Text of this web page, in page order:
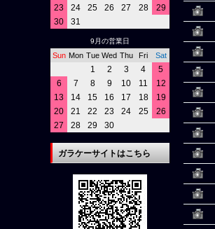
23
24 25 26 27 28
29
30
31
9月の営業日
Sun Mon Tue Wed Thu Fri Sat
1 2 3 4
5
6
7 8 9 10 11
12
13
14 15 16 17 18
19
20
21 22 23 24 25
26
27
28 29 30
ガラケーサイトはこちら